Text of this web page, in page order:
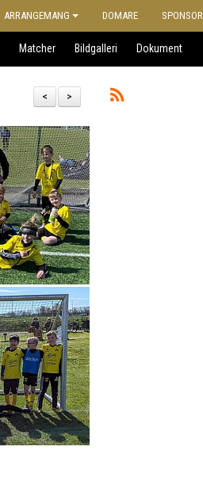
ARRANGEMANG DOMARE SPONSOR
Matcher Bildgalleri Dokument
>
<